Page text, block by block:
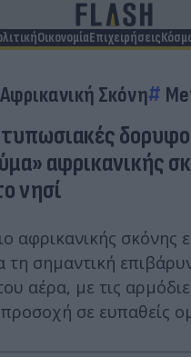
ΟικονομίαΕπιχειρήσεις
Αφρικανική Σκόνη
αφρικανικής
νησί
αφρικανικής σκόνης
τη σημαντική
αέρα, με τις
σε ευπαθείς